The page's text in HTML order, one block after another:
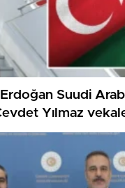
Suudi
Yılmaz